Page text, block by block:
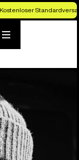
Kostenloser
Menü